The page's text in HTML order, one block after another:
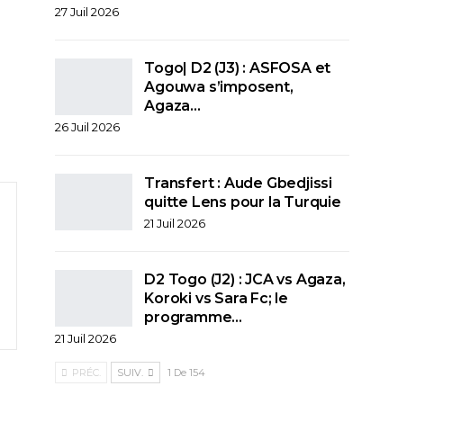
27 Juil 2026
Togo| D2 (J3) : ASFOSA et
Agouwa s’imposent,
Agaza…
26 Juil 2026
Transfert : Aude Gbedjissi
quitte Lens pour la Turquie
21 Juil 2026
D2 Togo (J2) : JCA vs Agaza,
Koroki vs Sara Fc; le
programme…
21 Juil 2026
PRÉC. SUIV. 1 De 154